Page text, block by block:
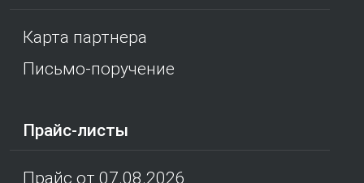
Карта партнера
Письмо-поручение
Прайс-листы
Прайс от 07.08.2026